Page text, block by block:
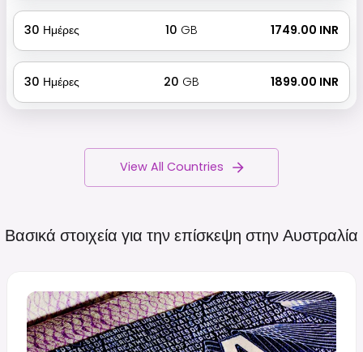
30 Ημέρες 10 GB ₹ 1749.00 INR
30 Ημέρες 20 GB ₹ 1899.00 INR
View All Countries
Βασικά στοιχεία για την επίσκεψη στηνΑυστραλία